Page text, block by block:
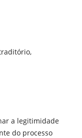
a legitimidade
do processo